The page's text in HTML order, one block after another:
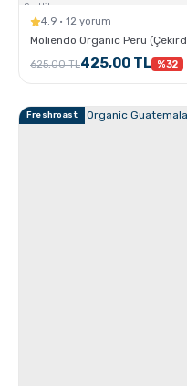
Sertlik:
4.9 · 12 yorum
Moliendo Organic Peru
625,00 TL425,00 TL %32
Freshroast